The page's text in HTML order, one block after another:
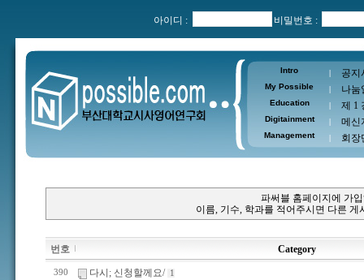
아이디 : 비밀번호 :
Intro | 공지
My Possible | 나눔
Education | 제 1
Digitainment | 메신
Management | 회장
파써블 홈페이지에 가
이름, 기수, 학과를 적어주시면 다른
번호 Category
390 다시; 신청할께요/ 1